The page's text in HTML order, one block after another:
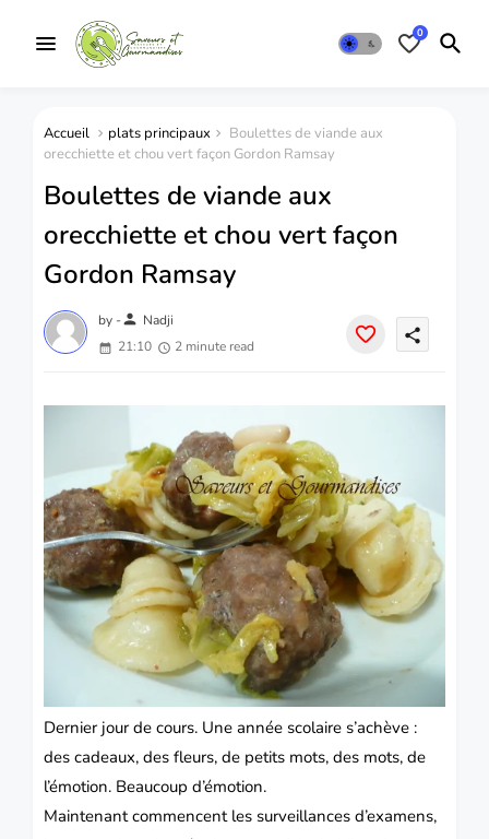
0
Accueil plats principaux
Boulettes de viande aux
orecchiette et chou vert façon Gordon Ramsay
Boulettes de viande aux
orecchiette et chou vert façon
Gordon Ramsay
by -person Nadji
21:10
2 minute read
share
Dernier jour de cours. Une année scolaire s’achève :
des cadeaux, des fleurs, de petits mots, des mots, de
l’émotion. Beaucoup d’émotion.
Maintenant commencent les surveillances d’examens,